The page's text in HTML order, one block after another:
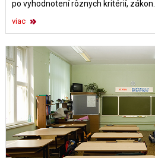
po vyhodnotení rôznych kritérií, zákon..
viac